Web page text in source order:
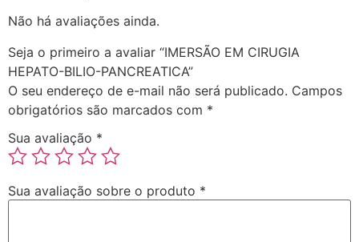
Não há avaliações ainda.
Seja o primeiro a avaliar “IMERSÃO EM CIRUGIA
HEPATO-BILIO-PANCREATICA”
O seu endereço de e-mail não será publicado. Campos
obrigatórios são marcados com *
Sua avaliação *
Sua avaliação sobre o produto *